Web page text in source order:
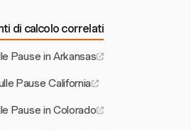
di calcolo correlati
Pause in Arkansas
Pause California
Pause in Colorado